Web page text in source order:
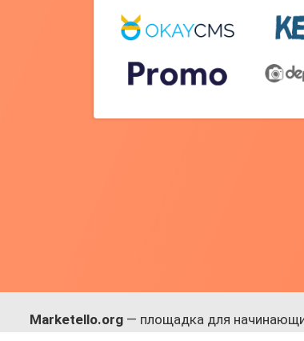
Marketello.org — площадка для